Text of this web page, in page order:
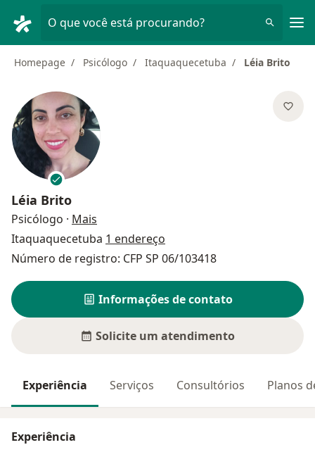
O que você está procurando?
Homepage Psicólogo Itaquaquecetuba Léia Brito
Léia Brito
Psicólogo · Mais
Itaquaquecetuba 1 endereço
Número de registro: CFP SP 06/103418
Informações de contato
Solicite um atendimento
Experiência Serviços Consultórios Planos
Experiência